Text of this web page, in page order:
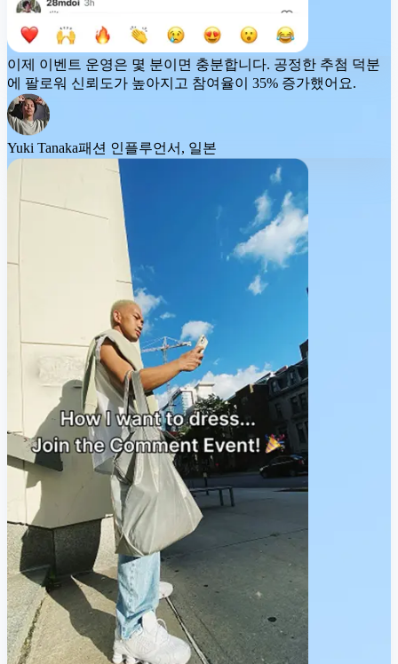
이제 이벤트 운영은 몇 분이면 충분합니다. 공정한 추첨 덕분
에 팔로워 신뢰도가 높아지고 참여율이 35% 증가했어요.
Yuki Tanaka패션 인플루언서, 일본